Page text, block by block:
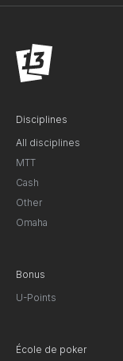
Disciplines
All disciplines
MTT
Cash
Other
Omaha
Bonus
U-Points
École de poker